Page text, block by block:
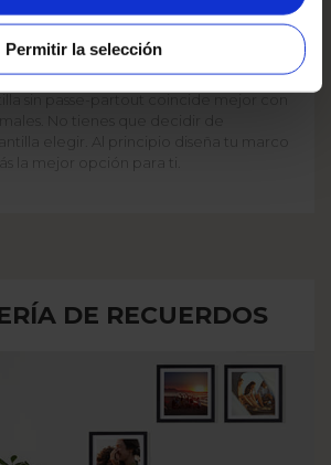
Permitir la selección
dos plantillas: con passe-partout y sin
partout da el efecto más elegante y
en la foto. En esta plantilla, tendrás la
un texto debajo de la foto. Sin
elegir. Al principio diseña tu marco
la mejor opción para ti.
DE RECUERDOS